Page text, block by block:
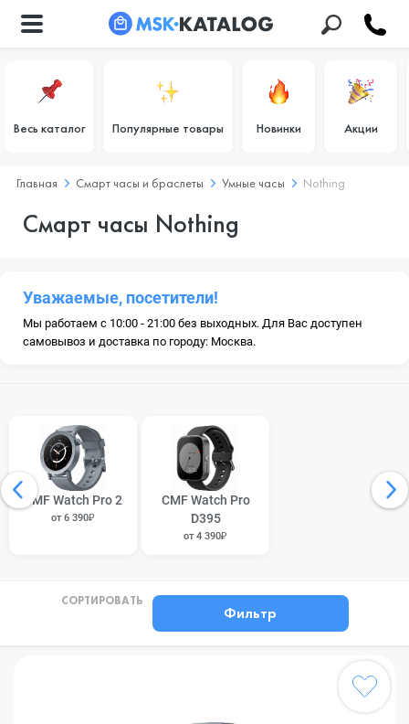
Весь каталог Популярные товары Новинки Акции
Главная Смарт часы и браслеты Умные часы Nothing
Смарт часы Nothing
Уважаемые, посетители!
Мы работаем с 10:00 - 21:00 без выходных. Для Вас доступен
самовывоз и доставка по городу: Москва.
CMF Watch Pro 2
от 6 390₽
CMF Watch Pro
D395
от 4 390₽
СОРТИРОВАТЬ
Фильтр